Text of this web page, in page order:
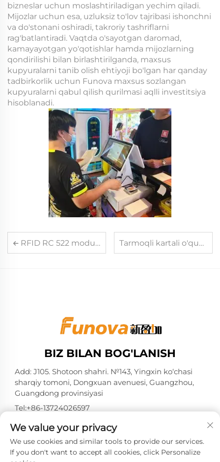
bizneslar uchun moslashtiriladigan yechim qiladi.
Mijozlar uchun esa, uzluksiz to'lov tajribasi ishonchni
va do'stonani oshiradi, takroriy tashriflarni
rag'batlantiradi. Vaqtda o'sayotgan daromad,
kamayayotgan yo'qotishlar hamda mijozlarning
qondirilishi bilan birlashtirilganda, maxsus
kupyuralarni tanib olish ehtiyoji bo'lgan har qanday
tadbirkorlik uchun Funova maxsus sozlangan
kupyuralarni qabul qilish qurilmasi aqlli investitsiya
hisoblanadi.
RFID RC 522 moduli bilan bog'liq umumiy ulanish muammolarini hal etish Tarmoqli kartali o'quv qurilmasi tarmoq do'konlarida bir nechta qurilmalarni boshqarishni qanday soddalashtiradi
BIZ BILAN BOG'LANISH
Add: J105. Shotoon shahri. №143, Yingxin ko‘chasi
sharqiy tomoni, Dongxuan avenuesi, Guangzhou,
Guangdong provinsiyasi
Tel:+86-13724026597
Elektron pochta:
[email protected]
We value your privacy
We use cookies and similar tools to provide our services.
If you don't want to accept all cookies, click Personalize